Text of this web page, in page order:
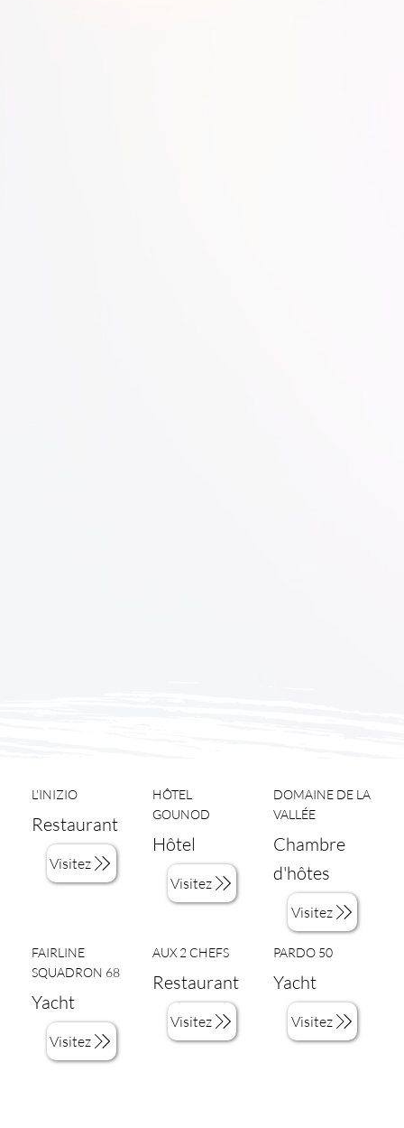
L'INIZIO
Restaurant
Visitez
HÔTEL
GOUNOD
Hôtel
Visitez
DOMAINE DE LA
VALLÉE
Chambre
d'hôtes
Visitez
FAIRLINE
SQUADRON 68
Yacht
Visitez
AUX 2 CHEFS
Restaurant
Visitez
PARDO 50
Yacht
Visitez